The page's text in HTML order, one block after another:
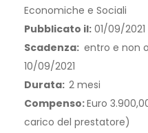
Economiche e Sociali
Pubblicato il: 01/09/2021
Scadenza: entro e non
10/09/2021
Durata: 2 mesi
Compenso:Euro
carico del prestatore)